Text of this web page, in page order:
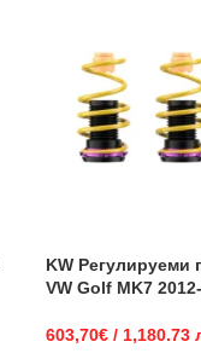
KW Регулируеми
VW Golf MK7
603,70€ / 1,180.73